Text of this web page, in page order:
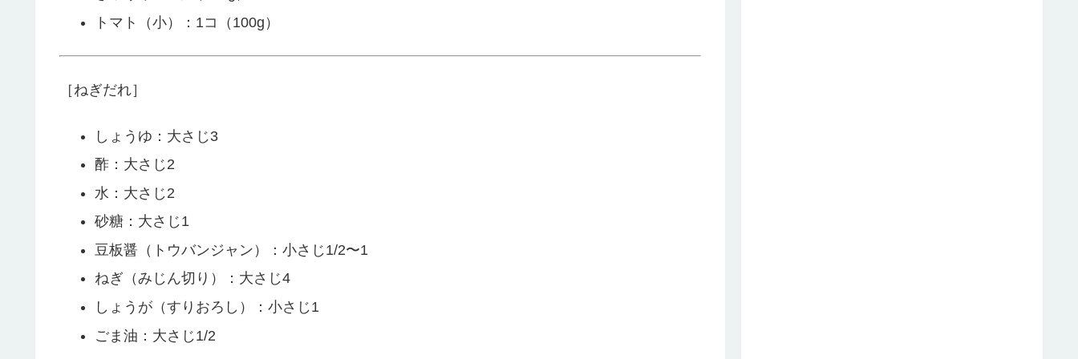
トマト（小）：1コ（100g）
［ねぎだれ］
しょうゆ：大さじ3
酢：大さじ2
水：大さじ2
砂糖：大さじ1
豆板醤（トウバンジャン）：小さじ1/2〜1
ねぎ（みじん切り）：大さじ4
しょうが（すりおろし）：小さじ1
ごま油：大さじ1/2